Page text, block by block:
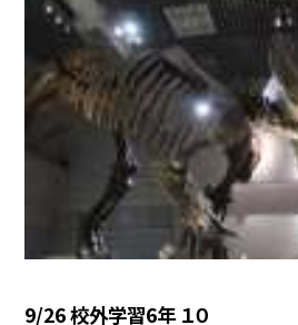
9/26 校外学習6年 １０